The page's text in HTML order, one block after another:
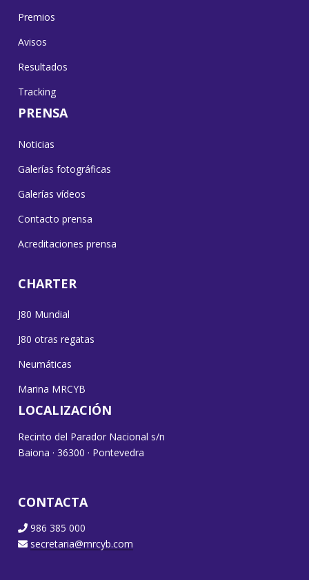
Premios
Avisos
Resultados
Tracking
PRENSA
Noticias
Galerías fotográficas
Galerías vídeos
Contacto prensa
Acreditaciones prensa
CHARTER
J80 Mundial
J80 otras regatas
Neumáticas
Marina MRCYB
LOCALIZACIÓN
Recinto del Parador Nacional s/n
Baiona · 36300 · Pontevedra
CONTACTA
986 385 000
secretaria@mrcyb.com